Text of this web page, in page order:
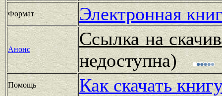
Формат Электронная
Анонс
Ссылка на
недоступна)
Помощь Как скачать